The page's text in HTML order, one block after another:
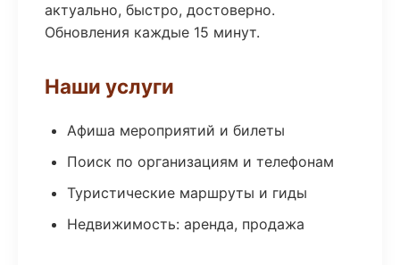
актуально, быстро, достоверно.
Обновления каждые 15 минут.
Наши услуги
Афиша мероприятий и билеты
Поиск по организациям и телефонам
Туристические маршруты и гиды
Недвижимость: аренда, продажа